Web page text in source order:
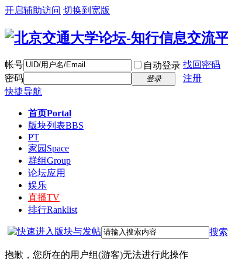
开启辅助访问 切换到宽版
帐号 自动登录 找回密码
密码
登录
注册
快捷导航
首页Portal
版块列表BBS
PT
家园 Space
群组Group
论坛应用
娱乐
直播TV
排行Ranklist
搜索
抱歉，您所在的用户组(游客)无法进行此操作